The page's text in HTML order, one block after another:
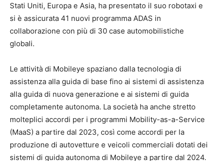
Stati Uniti, Europa e Asia, ha presentato il suo robotaxi e
si è assicurata 41 nuovi programma ADAS in
collaborazione con più di 30 case automobilistiche
globali.
Le attività di Mobileye spaziano dalla tecnologia di
assistenza alla guida di base fino ai sistemi di assistenza
alla guida di nuova generazione e ai sistemi di guida
completamente autonoma. La società ha anche stretto
molteplici accordi per i programmi Mobility-as-a-Service
(MaaS) a partire dal 2023, così come accordi per la
produzione di autovetture e veicoli commerciali dotati dei
sistemi di guida autonoma di Mobileye a partire dal 2024.